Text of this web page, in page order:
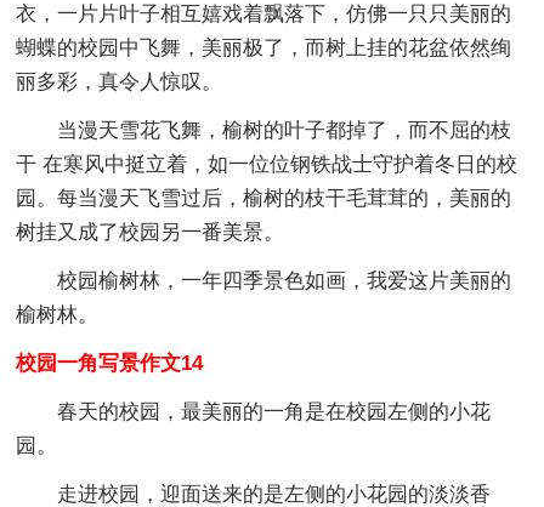
衣，一片片叶子相互嬉戏着飘落下，仿佛一只只美丽的
蝴蝶的校园中飞舞，美丽极了，而树上挂的花盆依然绚
丽多彩，真令人惊叹。
当漫天雪花飞舞，榆树的叶子都掉了，而不屈的枝
干 在寒风中挺立着，如一位位钢铁战士守护着冬日的校
园。每当漫天飞雪过后，榆树的枝干毛茸茸的，美丽的
树挂又成了校园另一番美景。
校园榆树林，一年四季景色如画，我爱这片美丽的
榆树林。
校园一角写景作文14
春天的校园，最美丽的一角是在校园左侧的小花
园。
走进校园，迎面送来的是左侧的小花园的淡淡香